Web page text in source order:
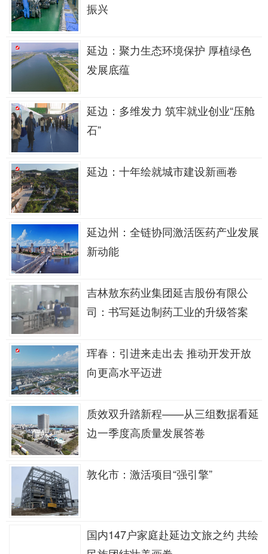
振兴
延边：聚力生态环境保护 厚植绿色
发展底蕴
延边：多维发力 筑牢就业创业“压舱
石”
延边：十年绘就城市建设新画卷
延边州：全链协同激活医药产业发展
新动能
吉林敖东药业集团延吉股份有限公
司：书写延边制药工业的升级答案
珲春：引进来走出去 推动开发开放
向更高水平迈进
质效双升踏新程——从三组数据看延
边一季度高质量发展答卷
敦化市：激活项目“强引擎”
国内147户家庭赴延边文旅之约 共绘